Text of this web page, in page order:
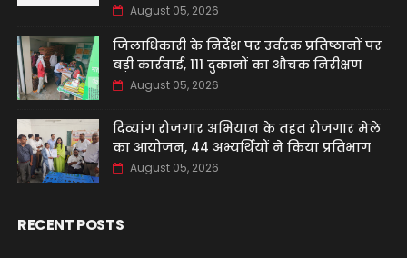
August 05, 2026
जिलाधिकारी के निर्देश पर उर्वरक प्रतिष्ठानों पर
बड़ी कार्रवाई, 111 दुकानों का औचक निरीक्षण
August 05, 2026
दिव्यांग रोजगार अभियान के तहत रोजगार मेले
का आयोजन, 44 अभ्यर्थियों ने किया प्रतिभाग
August 05, 2026
RECENT POSTS